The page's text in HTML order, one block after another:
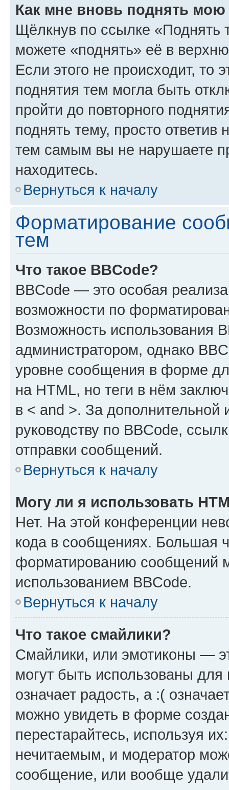
Как мне вновь поднять мою
Щёлкнув по ссылке «Поднять
можете «поднять» её в
Если этого не происходит, то
поднятия тем могла быть
пройти до повторного
поднять тему, просто ответив
тем самым вы не нарушаете
находитесь.
Вернуться к началу
Форматирование
тем
Что такое BBCode?
BBCode — это особая
возможности по
Возможность использования
администратором, однако
уровне сообщения в форме
на HTML, но теги в нём
в < and >. За
руководству по BBCode,
отправки сообщений.
Вернуться к началу
Могу ли я использовать
Нет. На этой конференции
кода в сообщениях. Большая
форматированию сообщений
использованием BBCode.
Вернуться к началу
Что такое смайлики?
Смайлики, или эмотиконы —
могут быть использованы
означает радость, а :(
можно увидеть в форме
перестарайтесь, используя
нечитаемым, и модератор
сообщение, или вообще